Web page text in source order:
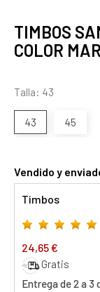
TIMBOS
COLOR
Talla: 43
43 45
Vendido y
Timbos
24,65 €
Gratis
Entrega de 2 a 3